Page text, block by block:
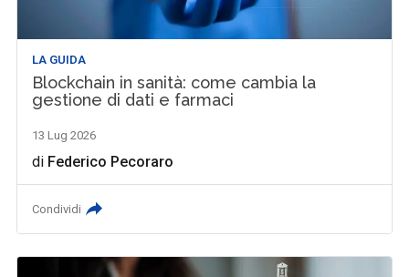
LA GUIDA
Blockchain in sanità: come cambia la
gestione di dati e farmaci
13 Lug 2026
di Federico Pecoraro
Condividi